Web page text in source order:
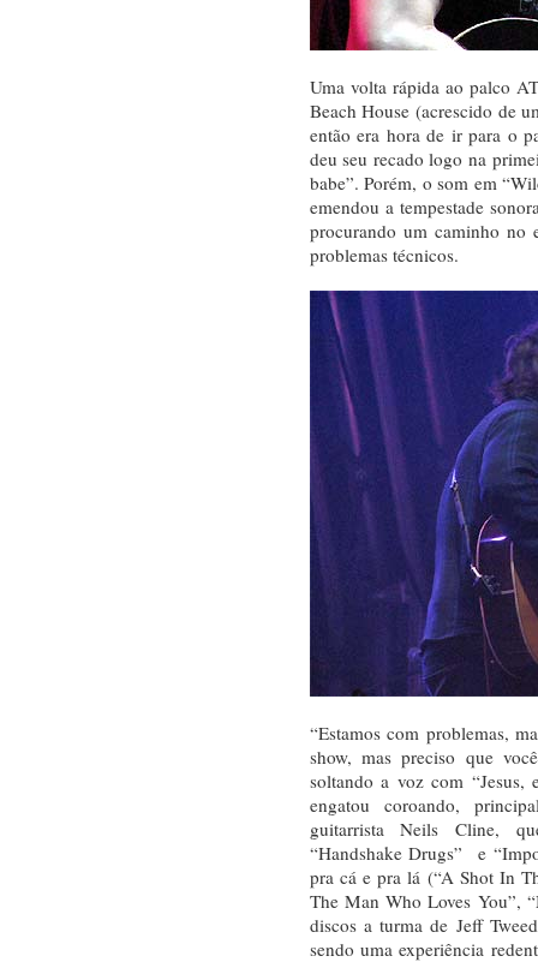
Uma volta rápida ao palco
Beach House (acrescido de
então era hora de ir para o
deu seu recado logo na
babe”. Porém, o som em
emendou a tempestade
procurando um caminho no
problemas técnicos.
“Estamos com problemas,
show, mas preciso que
soltando a voz com
engatou coroando,
guitarrista Neils Cline,
“Handshake Drugs” e
pra cá e pra lá (“A Shot In
The Man Who Loves You”,
discos a turma de Jeff
sendo uma experiência